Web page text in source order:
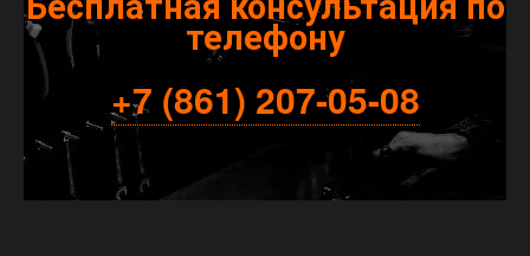
телефону
+7 (861) 207-05-08